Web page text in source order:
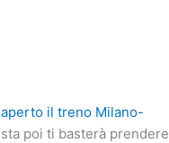
il treno Milano-
poi ti basterà prendere